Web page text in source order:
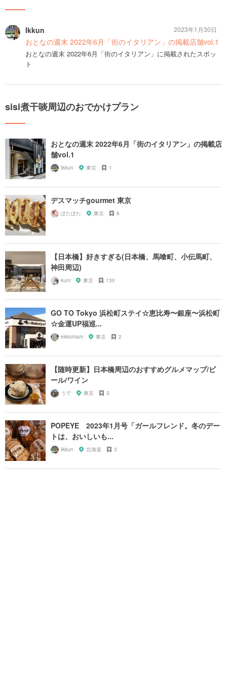
Ikkun
おとなの週末 2022年6月「街のイタリアン」の掲載店舗vol.1
おとなの週末 2022年6月「街のイタリアン」に掲載されたスポッ
ト
2023年1月30日
sisi煮干啖周辺のおでかけプラン
おとなの週末 2022年6月「街のイタリアン」の掲載店
舗vol.1
Ikkun 東京 1
デスマッチgourmet 東京
ぽたぽた 東京 6
【日本橋】好きすぎる(日本橋、馬喰町、小伝馬町、
神田周辺)
kuni 東京 130
GO TO Tokyo 浜松町ステイ☆恵比寿〜銀座〜浜松町
☆金運UP福巡...
ekkomam 東京 2
【随時更新】日本橋周辺のおすすめグルメマップ/ビ
ール/ワイン
うで 東京 3
POPEYE 2023年1月号「ガールフレンド。冬のデー
トは、おいしいも...
Ikkun 北海道 3